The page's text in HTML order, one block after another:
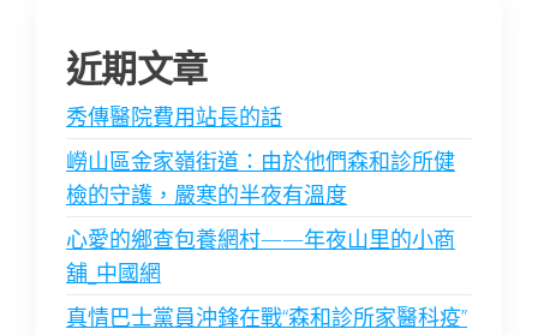
近期文章
秀傳醫院費用站長的話
嶗山區金家嶺街道：由於他們森和診所健
檢的守護，嚴寒的半夜有溫度
心愛的鄉查包養網村——年夜山里的小商
舖_中國網
真情巴士黨員沖鋒在戰“森和診所家醫科疫”